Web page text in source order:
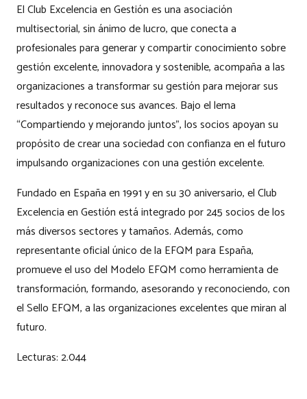
El Club Excelencia en Gestión es una asociación
multisectorial, sin ánimo de lucro, que conecta a
profesionales para generar y compartir conocimiento sobre
gestión excelente, innovadora y sostenible, acompaña a las
organizaciones a transformar su gestión para mejorar sus
resultados y reconoce sus avances. Bajo el lema
“Compartiendo y mejorando juntos”, los socios apoyan su
propósito de crear una sociedad con confianza en el futuro
impulsando organizaciones con una gestión excelente.
Fundado en España en 1991 y en su 30 aniversario, el Club
Excelencia en Gestión está integrado por 245 socios de los
más diversos sectores y tamaños. Además, como
representante oficial único de la EFQM para España,
promueve el uso del Modelo EFQM como herramienta de
transformación, formando, asesorando y reconociendo, con
el Sello EFQM, a las organizaciones excelentes que miran al
futuro.
Lecturas:2.044